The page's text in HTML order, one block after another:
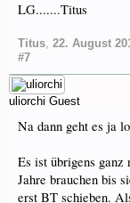
LG.......Titus
Titus, 22. August
#7
uliorchi Guest
Na dann geht es ja
Es ist übrigens ganz
Jahre brauchen bis
erst BT schieben.